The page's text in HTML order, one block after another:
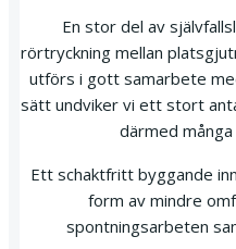
En stor del av
rörtryckning mellan
utförs i gott samarbete
sätt undviker vi ett stort
därmed
Ett schaktfritt byggande
form av mindre
spontningsarbeten